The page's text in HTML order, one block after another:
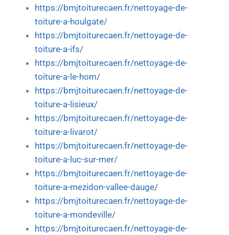
https://bmjtoiturecaen.fr/nettoyage-de-
toiture-a-houlgate/
https://bmjtoiturecaen.fr/nettoyage-de-
toiture-a-ifs/
https://bmjtoiturecaen.fr/nettoyage-de-
toiture-a-le-hom/
https://bmjtoiturecaen.fr/nettoyage-de-
toiture-a-lisieux/
https://bmjtoiturecaen.fr/nettoyage-de-
toiture-a-livarot/
https://bmjtoiturecaen.fr/nettoyage-de-
toiture-a-luc-sur-mer/
https://bmjtoiturecaen.fr/nettoyage-de-
toiture-a-mezidon-vallee-dauge/
https://bmjtoiturecaen.fr/nettoyage-de-
toiture-a-mondeville/
https://bmjtoiturecaen.fr/nettoyage-de-